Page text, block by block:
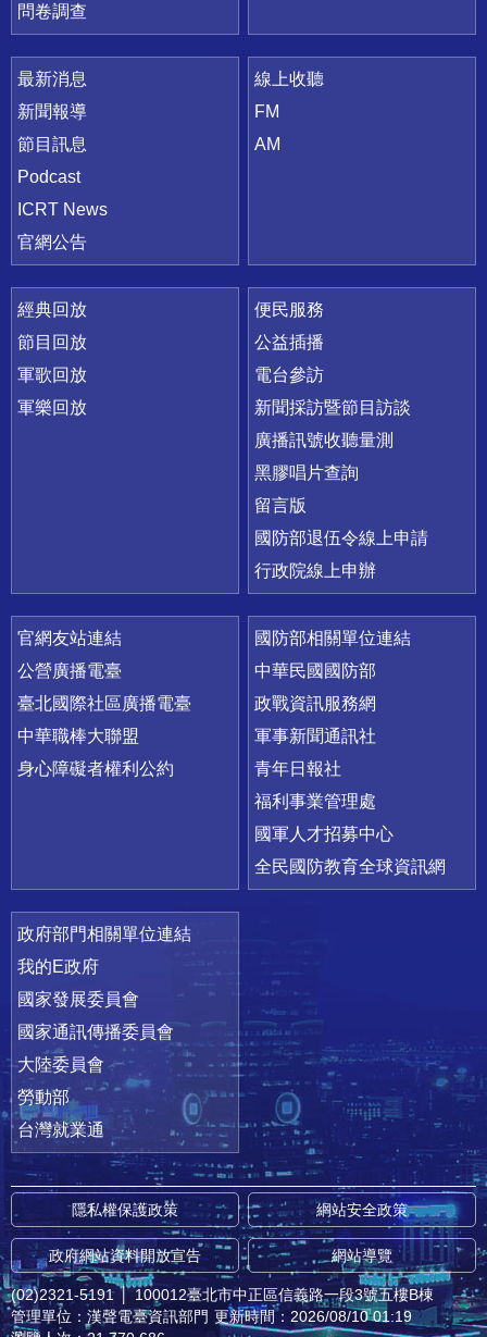
問卷調查
最新消息
新聞報導
節目訊息
Podcast
ICRT News
官網公告
線上收聽
FM
AM
經典回放
節目回放
軍歌回放
軍樂回放
便民服務
公益插播
電台參訪
新聞採訪暨節目訪談
廣播訊號收聽量測
黑膠唱片查詢
留言版
國防部退伍令線上申請
行政院線上申辦
官網友站連結
公營廣播電臺
臺北國際社區廣播電臺
中華職棒大聯盟
身心障礙者權利公約
國防部相關單位連結
中華民國國防部
政戰資訊服務網
軍事新聞通訊社
青年日報社
福利事業管理處
國軍人才招募中心
全民國防教育全球資訊網
政府部門相關單位連結
我的E政府
國家發展委員會
國家通訊傳播委員會
大陸委員會
勞動部
台灣就業通
隱私權保護政策 網站安全政策
政府網站資料開放宣告 網站導覽
(02)2321-5191 │ 100012臺北市中正區信義路一段3號五樓B棟
管理單位：漢聲電臺資訊部門 更新時間：2026/08/10 01:19